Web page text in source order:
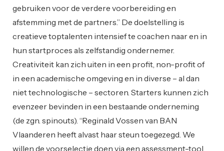
gebruiken voor de verdere voorbereiding en
afstemming met de partners.” De doelstelling is
creatieve toptalenten intensief te coachen naar en in
hun startproces als zelfstandig ondernemer.
Creativiteit kan zich uiten in een profit, non-profit of
in een academische omgeving en in diverse – al dan
niet technologische – sectoren. Starters kunnen zich
evenzeer bevinden in een bestaande onderneming
(de zgn. spinouts). “Reginald Vossen van BAN
Vlaanderen heeft alvast haar steun toegezegd. We
willen de voorselectie doen via een assessment-tool